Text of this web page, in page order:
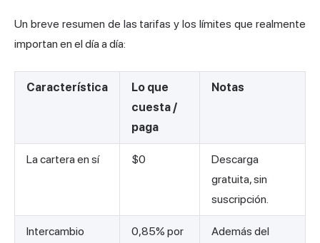
Un breve resumen de las tarifas y los límites que realmente
importan en el día a día:
Característica
Lo que
cuesta /
paga
Notas
La cartera en sí $0
Descarga
gratuita, sin
suscripción.
Intercambio
0,85% por
Además del